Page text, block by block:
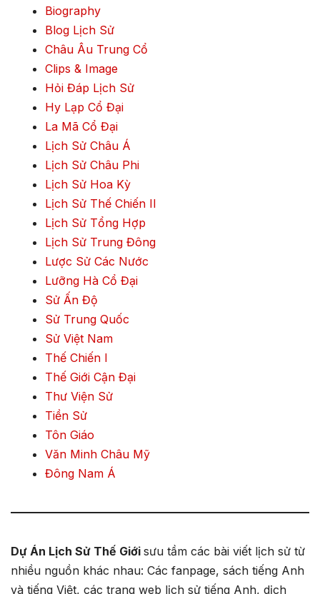
Biography
Blog Lịch Sử
Châu Âu Trung Cổ
Clips & Image
Hỏi Đáp Lịch Sử
Hy Lạp Cổ Đại
La Mã Cổ Đại
Lịch Sử Châu Á
Lịch Sử Châu Phi
Lịch Sử Hoa Kỳ
Lịch Sử Thế Chiến II
Lịch Sử Tổng Hợp
Lịch Sử Trung Đông
Lược Sử Các Nước
Lưỡng Hà Cổ Đại
Sử Ấn Độ
Sử Trung Quốc
Sử Việt Nam
Thế Chiến I
Thế Giới Cận Đại
Thư Viện Sử
Tiền Sử
Tôn Giáo
Văn Minh Châu Mỹ
Đông Nam Á
Dự Án Lịch Sử Thế Giới sưu tầm các bài viết lịch sử từ
nhiều nguồn khác nhau: Các fanpage, sách tiếng Anh
và tiếng Việt, các trang web lịch sử tiếng Anh, dịch